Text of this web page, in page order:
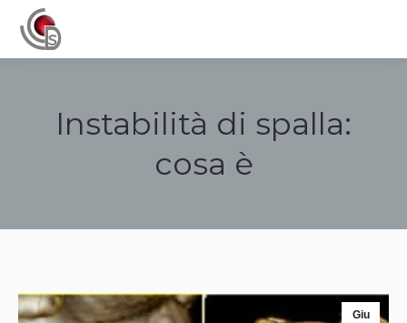
Instabilità di spalla:
cosa è
Giu